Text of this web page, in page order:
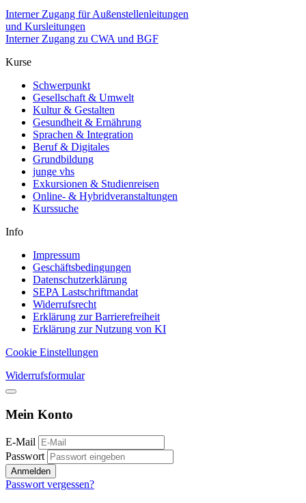
Interner Zugang für Außenstellenleitungen
und Kursleitungen
Interner Zugang zu CWA und BGF
Kurse
Schwerpunkt
Gesellschaft & Umwelt
Kultur & Gestalten
Gesundheit & Ernährung
Sprachen & Integration
Beruf & Digitales
Grundbildung
junge vhs
Exkursionen & Studienreisen
Online- & Hybridveranstaltungen
Kurssuche
Info
Impressum
Geschäftsbedingungen
Datenschutzerklärung
SEPA Lastschriftmandat
Widerrufsrecht
Erklärung zur Barrierefreiheit
Erklärung zur Nutzung von KI
Cookie Einstellungen
Widerrufsformular
Mein Konto
E-Mail
Passwort
Anmelden
Passwort vergessen?